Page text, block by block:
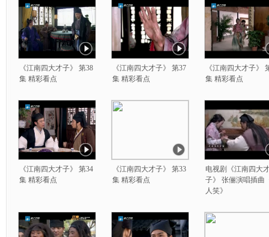
《江南四大才子》 第38
集 精彩看点
《江南四大才子》 第37
集 精彩看点
《江南四大才子》
集 精彩看点
《江南四大才子》 第34
集 精彩看点
《江南四大才子》 第33
集 精彩看点
电视剧《江南四大
子》 张俪演唱插曲
人笑》